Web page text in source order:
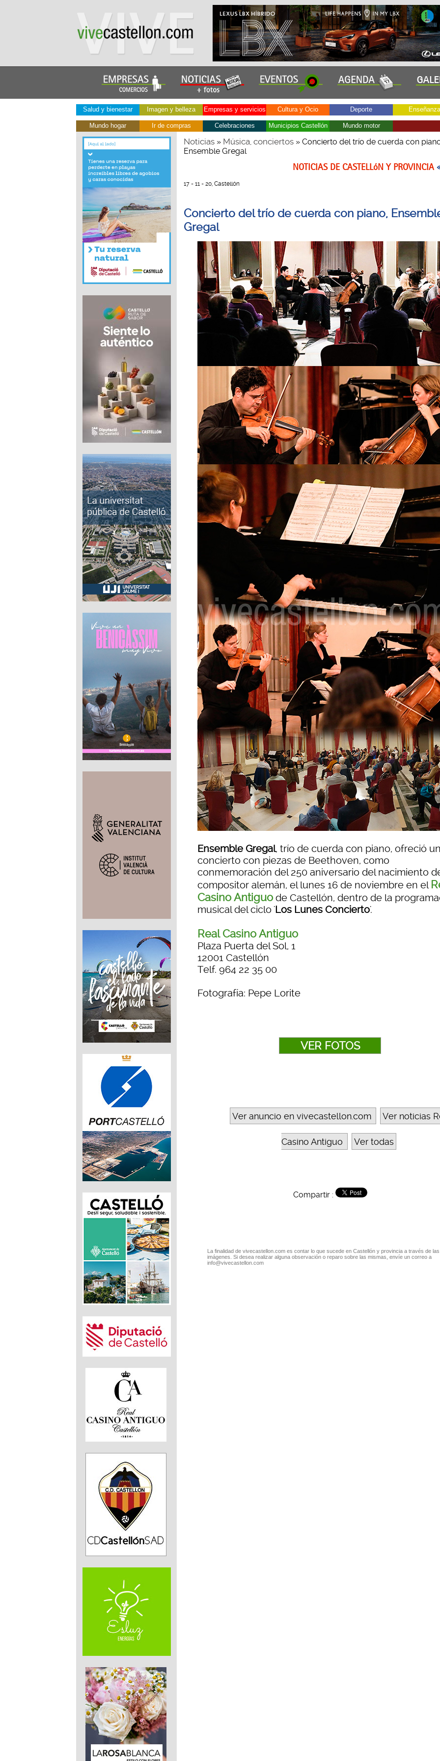
Salud y bienestar Imagen y belleza Empresas y servicios Cultura y Ocio Deporte Enseñanza
Mundo hogar Ir de compras Celebraciones Municipios Castellón Mundo motor
Noticias» Música, conciertos» Concierto del trío de cuerda con
Ensemble Gregal
NOTICIAS DE CASTELLóN Y PROVINCIA
17 - 11 - 20, Castellón
Concierto del trío de cuerda con piano,
Gregal
Ensemble Gregal, trío de cuerda con piano, ofreció
concierto con piezas de Beethoven, como
conmemoración del 250 aniversario del nacimiento
compositor alemán, el lunes 16 de noviembre en el
Casino Antiguode Castellón, dentro de la
musical del ciclo 'Los Lunes Concierto'.
Real Casino Antiguo
Plaza Puerta del Sol, 1
12001 Castellón
Telf. 964 22 35 00
Fotografía: Pepe Lorite
VER FOTOS
Ver anuncio en vivecastellon.com Ver noticias
Casino Antiguo Ver todas
Compartir :
La finalidad de vivecastellon.com es contar lo que sucede en Castellón y provincia a través de las
imágenes. Si desea realizar alguna observación o reparo sobre las mismas, envíe un correo a
info@vivecastellon.com